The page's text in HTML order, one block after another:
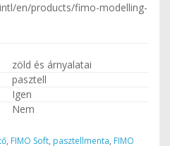
en/products/fimo-modelling-
zöld és árnyalatai
pasztell
Igen
Nem
, FIMO Soft, pasztellmenta, FIMO